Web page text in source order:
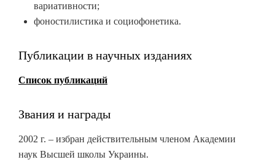
вариативности;
фоностилистика и социофонетика.
Публикации в научных изданиях
Список публикаций
Звания и награды
2002 г. – избран действительным членом Академии
наук Высшей школы Украины.